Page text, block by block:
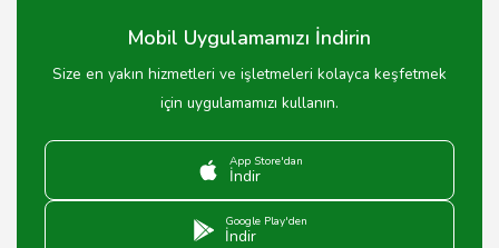
Mobil Uygulamamızı İndirin
Size en yakın hizmetleri ve işletmeleri kolayca keşfetmek
için uygulamamızı kullanın.
App Store'dan
İndir
Google Play'den
İndir